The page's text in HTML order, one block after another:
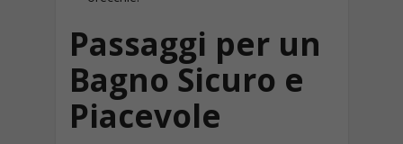
Passaggi per un
Bagno Sicuro e
Piacevole